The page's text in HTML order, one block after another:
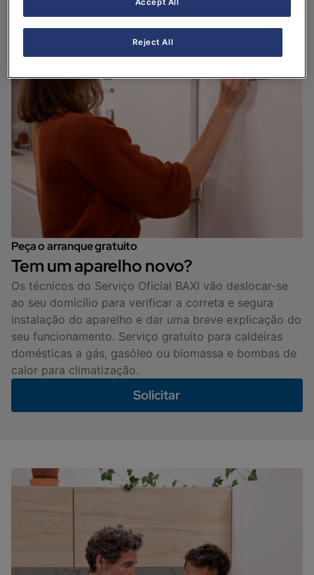
Peça o arranque gratuito
Tem um aparelho novo?
Os técnicos do Serviço Oficial BAXI vão deslocar-se
ao seu domicílio para verificar a correta e segura
instalação do aparelho e dar uma breve explicação do
seu funcionamento. Serviço gratuito para caldeiras
domésticas a gás, gasóleo ou biomassa e bombas de
calor para climatização.
Solicitar
Reject All
Accept All